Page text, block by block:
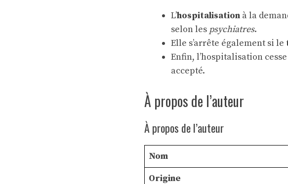
L’hospitalisation à la
selon les psychiatres.
Elle s’arrête également si le
Enfin, l’hospitalisation
accepté.
À propos de l’auteur
À propos de l’auteur
Nom
Origine